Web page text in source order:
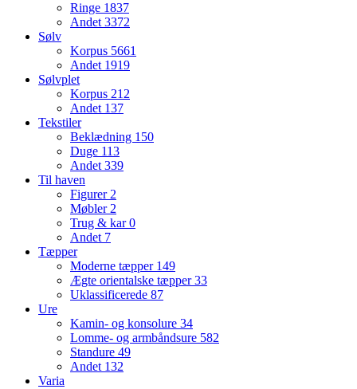
Ringe 1837
Andet3372
Sølv
Korpus 5661
Andet 1919
Sølvplet
Korpus 212
Andet 137
Tekstiler
Beklædning 150
Duge 113
Andet339
Til haven
Figurer2
Møbler2
Trug & kar0
Andet 7
Tæpper
Moderne tæpper 149
Ægte orientalske tæpper33
Uklassificerede 87
Ure
Kamin- og konsolure 34
Lomme- og armbåndsure 582
Standure 49
Andet 132
Varia